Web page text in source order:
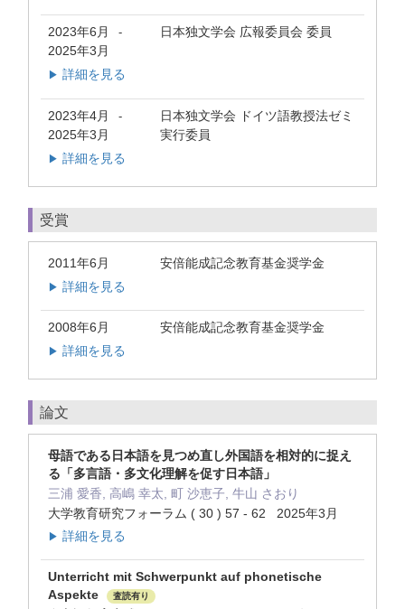
2023年6月 -
2025年3月
日本独文学会 広報委員会 委員
▶ 詳細を見る
2023年4月 -
2025年3月
日本独文学会 ドイツ語教授法ゼミ
実行委員
▶ 詳細を見る
受賞
2011年6月 安倍能成記念教育基金奨学金
▶ 詳細を見る
2008年6月 安倍能成記念教育基金奨学金
▶ 詳細を見る
論文
母語である日本語を見つめ直し外国語を相対的に捉え
る「多言語・多文化理解を促す日本語」
三浦 愛香, 高嶋 幸太, 町 沙恵子, 牛山 さおり
大学教育研究フォーラム ( 30 ) 57 - 62 2025年3月
▶ 詳細を見る
Unterricht mit Schwerpunkt auf phonetische
Aspekte
査読有り